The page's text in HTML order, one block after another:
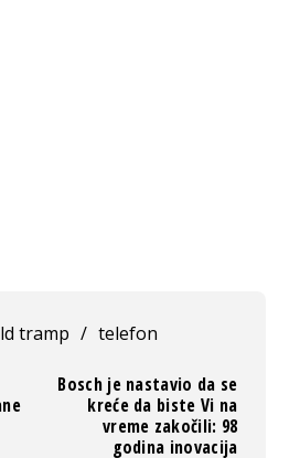
tramp / telefon
Bosch je nastavio da se
kreće da biste Vi na
vreme zakočili: 98
godina inovacija